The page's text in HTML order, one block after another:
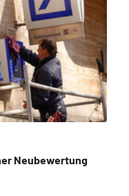
vor einer Neubewertung